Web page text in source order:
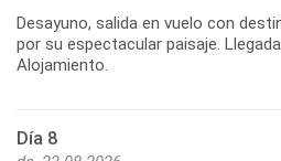
Desayuno, salida en vuelo con
por su espectacular paisaje.
Día 8